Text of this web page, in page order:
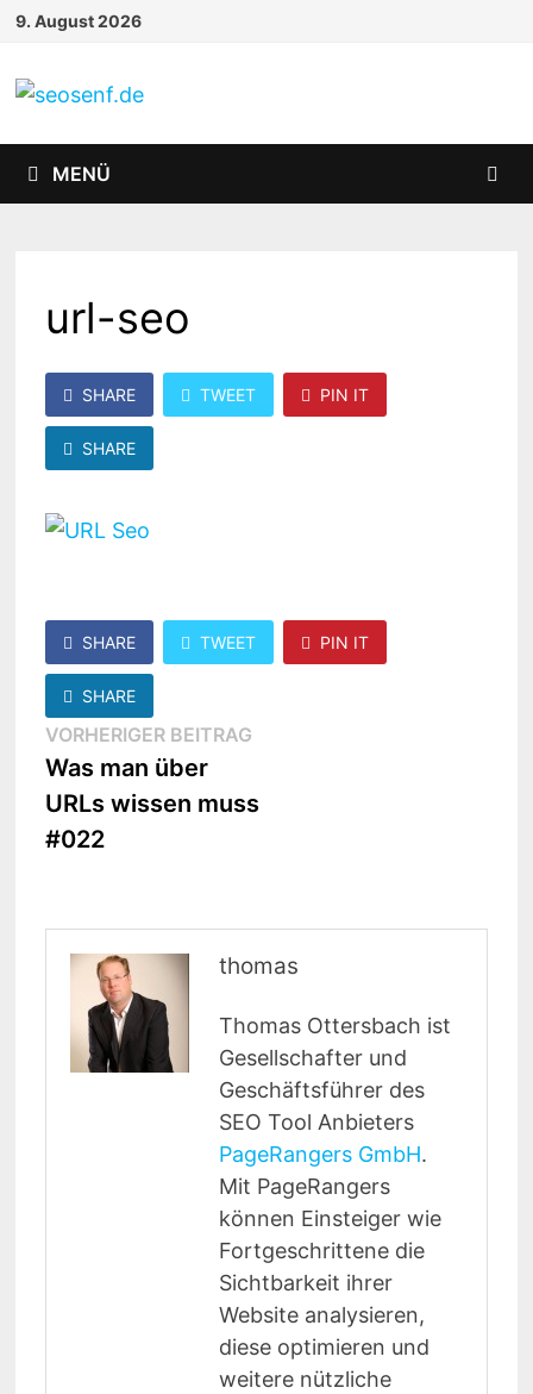
Zurück
Inhalt
9. August 2026
MENÜ
url-seo
SHARE TWEET PIN IT
SHARE
SHARE TWEET PIN IT
SHARE
Beitragsnavigation
VORHERIGER BEITRAGVorheriger
Was man über
URLs wissen muss
#022
thomas
Thomas Ottersbach ist
Gesellschafter und
Geschäftsführer des
SEO Tool Anbieters
PageRangers GmbH.
Mit PageRangers
können Einsteiger wie
Fortgeschrittene die
Sichtbarkeit ihrer
Website analysieren,
diese optimieren und
weitere nützliche